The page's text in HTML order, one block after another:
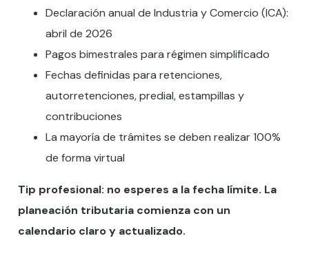
Declaración anual de Industria y Comercio (ICA):
abril de 2026
Pagos bimestrales para régimen simplificado
Fechas definidas para retenciones,
autorretenciones, predial, estampillas y
contribuciones
La mayoría de trámites se deben realizar 100%
de forma virtual
Tip profesional: no esperes a la fecha límite. La
planeación tributaria comienza con un
calendario claro y actualizado.